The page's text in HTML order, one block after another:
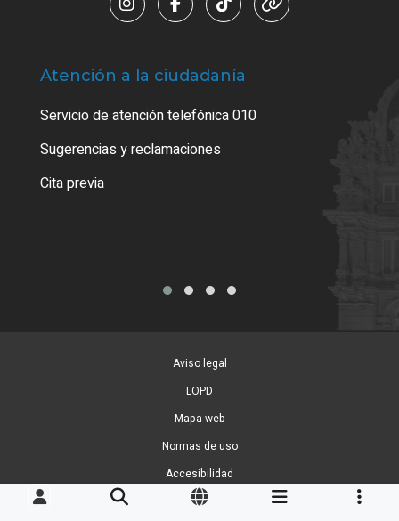
Atención a la ciudadanía
Servicio de atención telefónica 010
Sugerencias y reclamaciones
Cita previa
Aviso legal
LOPD
Mapa web
Normas de uso
Accesibilidad
Gestion de Cookies